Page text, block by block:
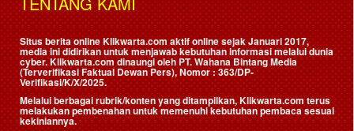
Situs berita online Klikwarta.com aktif online sejak Januari 2017,
media ini didirikan untuk menjawab kebutuhan informasi melalui dunia
cyber. Klikwarta.com dinaungi oleh PT. Wahana Bintang Media
(Terverifikasi Faktual Dewan Pers), Nomor : 363/DP-
Verifikasi/K/X/2025.
Melalui berbagai rubrik/konten yang ditampilkan, Klikwarta.com terus
melakukan pembenahan untuk memenuhi kebutuhan pembaca sesuai
kekiniannya.